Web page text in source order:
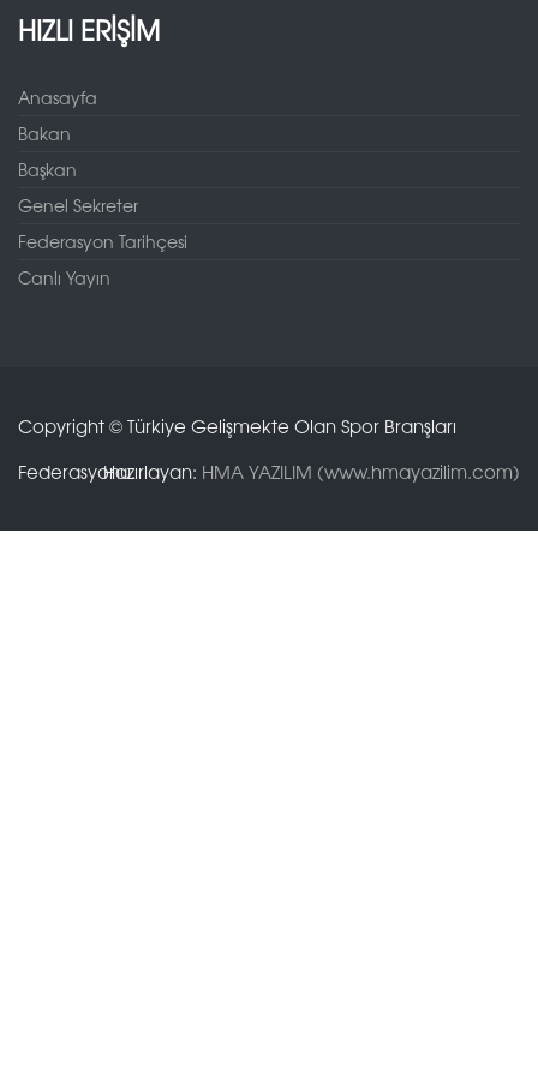
HIZLI ERİŞİM
Anasayfa
Bakan
Başkan
Genel Sekreter
Federasyon Tarihçesi
Canlı Yayın
Copyright © Türkiye Gelişmekte Olan Spor Branşları
Federasyonu.Hazırlayan: HMA YAZILIM (www.hmayazilim.com)